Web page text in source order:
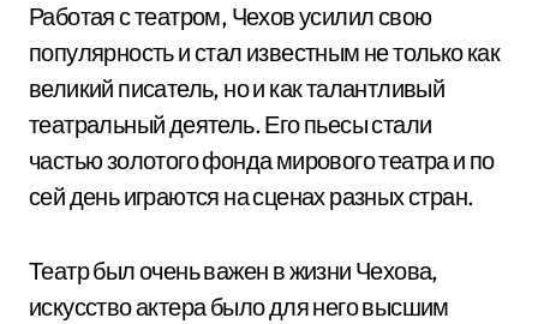
Работая с театром, Чехов усилил свою
популярность и стал известным не только как
великий писатель, но и как талантливый
театральный деятель. Его пьесы стали
частью золотого фонда мирового театра и по
сей день играются на сценах разных стран.
Театр был очень важен в жизни Чехова,
искусство актера было для него высшим